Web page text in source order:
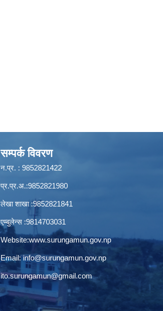
सम्पर्क विवरण
न.प्र. : 9852821422
प्र.प्र.अ.:9852821980
लेखा शाखा :9852821841
एम्बुलेन्स :9814703031
Website:www.surungamun.gov.np
Email:info@surungamun.gov.np
ito.surungamun@gmail.com